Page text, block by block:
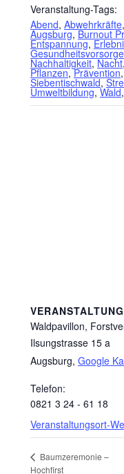
Veranstaltung-Tags:
Abend, Abwehrkräfte,
Augsburg,Burnout
Entspannung,
Gesundheitsvorsorge
Nachhaltigkeit,Nacht
Pflanzen,Prävention,
Siebentischwald,
Umweltbildung,Wald
Waldpavillon,
Ilsungstrasse 15 a
Augsburg, Google
Telefon:
0821 3 24 - 61 18
Veranstaltungsort-
Baumzeremonie –
Hochfirst